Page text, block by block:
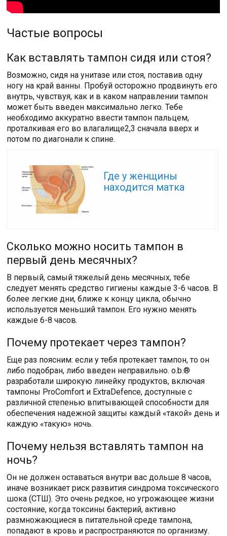
Частые вопросы
Как вставлять тампон сидя или стоя?
Возможно, сидя на унитазе или стоя, поставив одну
ногу на край ванны. Пробуй осторожно продвинуть его
внутрь, чувствуя, как и в каком направлении тампон
может быть введен максимально легко. Тебе
необходимо аккуратно ввести тампон пальцем,
проталкивая его во влагалище2,3 сначала вверх и
потом по диагонали к спине.
Где у женщины
находится матка
Сколько можно носить тампон в
первый день месячных?
В первый, самый тяжелый день месячных, тебе
следует менять средство гигиены каждые 3-6 часов. В
более легкие дни, ближе к концу цикла, обычно
используется меньший тампон. Его нужно менять
каждые 6-8 часов.
Почему протекает через тампон?
Еще раз поясним: если у тебя протекает тампон, то он
либо подобран, либо введен неправильно. o.b.®
разработали широкую линейку продуктов, включая
тампоны ProComfort и ExtraDefence, доступные с
различной степенью впитывающей способности для
обеспечения надежной защиты каждый «такой» день и
каждую «такую» ночь.
Почему нельзя вставлять тампон на
ночь?
Он не должен оставаться внутри вас дольше 8 часов,
иначе возникает риск развития синдрома токсического
шока (СТШ). Это очень редкое, но угрожающее жизни
состояние, когда токсины бактерий, активно
размножающиеся в питательной среде тампона,
попадают в кровь и распространяются по организму.